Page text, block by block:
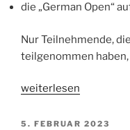
die „German Open“
Nur Teilnehmende,
teilgenommen
„Berliner
Seen
weiterlesen
VERÖFFENTLICHT
5. FEBRUAR 2023